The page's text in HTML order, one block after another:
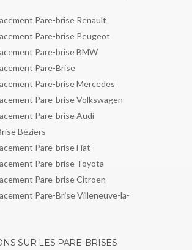
Pare-brise Renault
Pare-brise Peugeot
Pare-brise BMW
Pare-Brise
Pare-brise Mercedes
Pare-brise Volkswagen
Pare-brise Audi
Béziers
Pare-brise Fiat
Pare-brise Toyota
Pare-brise Citroen
Pare-Brise Villeneuve-la-
SUR LES PARE-BRISES